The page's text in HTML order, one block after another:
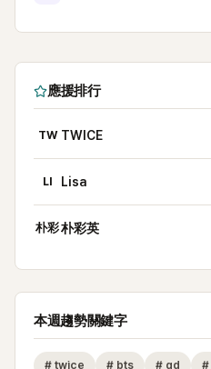
應援排行
TW TWICE
LI Lisa
朴彩朴彩英
本週趨勢關鍵字
# twice # bts # gd #